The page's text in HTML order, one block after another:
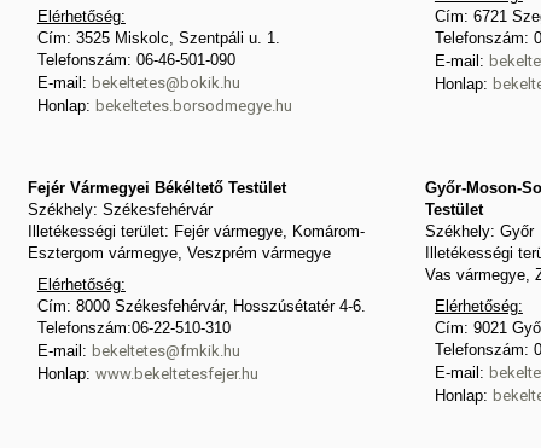
Elérhetőség:
Cím: 3525 Miskolc, Szentpáli u. 1.
Telefonszám: 06-46-501-090
E-mail: bekeltetes@bokik.hu
Honlap: bekeltetes.borsodmegye.hu
Cím: 6721
Telefonszám:
E-mail:
Honlap:
Fejér Vármegyei Békéltető Testület
Székhely: Székesfehérvár
Illetékességi terület: Fejér vármegye, Komárom-
Esztergom vármegye, Veszprém vármegye
Elérhetőség:
Cím: 8000 Székesfehérvár, Hosszúsétatér 4-6.
Telefonszám:06-22-510-310
E-mail: bekeltetes@fmkik.hu
Honlap: www.bekeltetesfejer.hu
Győr-Moson-
Testület
Székhely: Győr
Illetékességi
Vas vármegye,
Elérhetőség:
Cím: 9021
Telefonszám:
E-mail:
Honlap: